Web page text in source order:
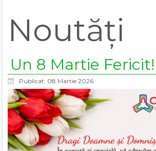
Noutăți
Un 8 Martie Fericit!
Publicat: 08 Martie 2026